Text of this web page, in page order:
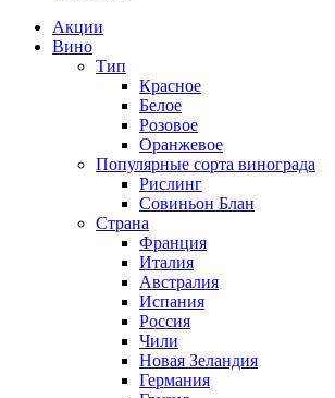
Акции
Вино
Тип
Красное
Белое
Розовое
Оранжевое
Популярные сорта винограда
Рислинг
Совиньон Блан
Страна
Франция
Италия
Австралия
Испания
Россия
Чили
Новая Зеландия
Германия